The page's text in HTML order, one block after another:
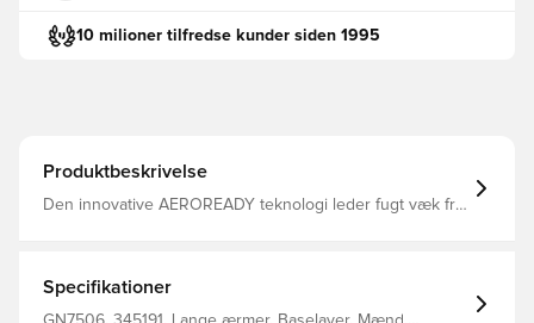
10 milioner tilfredse kunder siden 1995
Produktbeskrivelse
Den innovative AEROREADY teknologi leder fugt væk fra
minimum 40% genanvendt indhold Compression fit
Fremstillet i 83% genanvendt polyester og 17% elastan.
Specifikationer